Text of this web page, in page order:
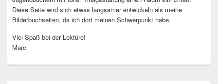
Diese Seite wird sich etwas langsamer entwickeln als meine
Bilderbuchseiten, da ich dort meinen Schwerpunkt habe.
Viel Spaß bei der Lektüre!
Marc